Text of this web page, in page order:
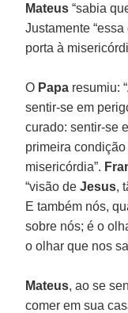
Mateus “sabia
Justamente
porta à
O Papa resumiu:
sentir-se em
curado: sentir-se
primeira
misericórdia”.
“visão deJesus,
E também nós,
sobre nós; é o
o olhar que nos
Mateus, ao se
comer em sua